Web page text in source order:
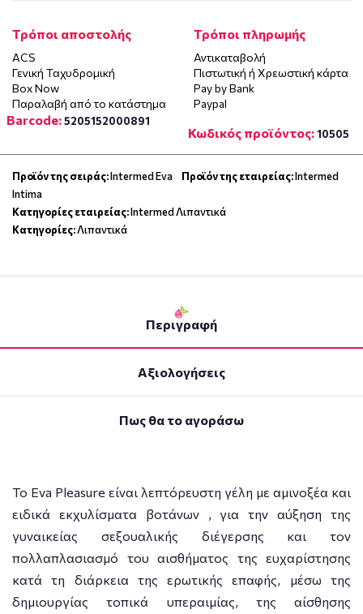
Τρόποι αποστολής
ACS
Γενική Ταχυδρομική
Box Now
Παραλαβή από το κατάστημα
Τρόποι πληρωμής
Αντικαταβολή
Πιστωτική ή Χρεωστική κάρτα
Pay by Bank
Paypal
Barcode:5205152000891
Κωδικός προϊόντος:10505
Προϊόν της σειράς:Intermed Eva
Intima
Προϊόν της εταιρείας:Intermed
Κατηγορίες εταιρείας:Intermed Λιπαντικά
Κατηγορίες:Λιπαντικά
Περιγραφή
Αξιολογήσεις
Πως θα το αγοράσω
Το Εva Pleasure είναι λεπτόρευστη γέλη με αμινοξέα και
ειδικά εκχυλίσματα βοτάνων , για την αύξηση της
γυναικείας σεξουαλικής διέγερσης και τον
πολλαπλασιασμό του αισθήματος της ευχαρίστησης
κατά τη διάρκεια της ερωτικής επαφής, μέσω της
δημιουργίας τοπικά υπεραιμίας, της αίσθησης